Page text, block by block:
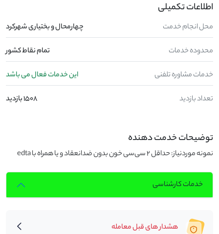
اطلاعات تکمیلی
محل انجام خدمت چهارمحال و بختیاری شهرکرد
محدوده خدمات تمام نقاط کشور
خدمات مشاوره تلفنی این خدمات فعال می باشد
تعداد بازدید 1508 بازدید
توضیحات خدمت دهنده
نمونه موردنیاز: حداقل 2 سی‌سی خون بدون ضدانعقاد و یا همراه با edta
خدمات کارشناسی
هشدار های قبل معامله